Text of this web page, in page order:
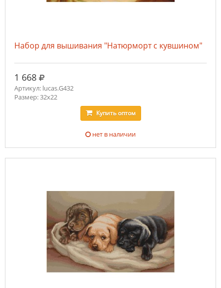
Набор для вышивания "Натюрморт с кувшином"
1 668 руб.
Артикул: lucas.G432
Размер: 32х22
Купитьоптом
нет в наличии